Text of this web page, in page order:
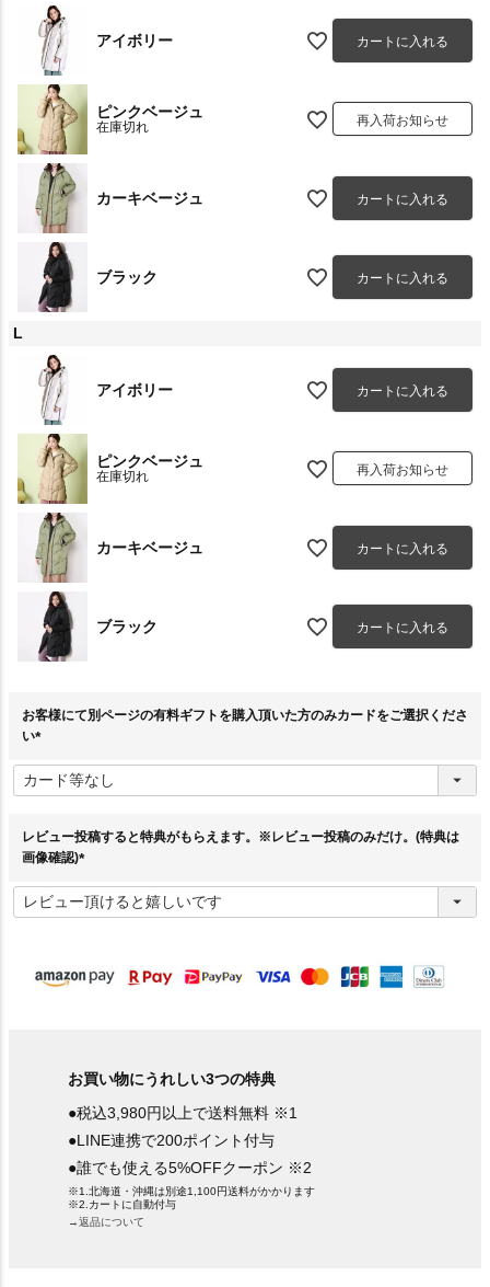
アイボリー カートに入れる
ピンクベージュ
在庫切れ 再入荷お知らせ
カーキベージュ カートに入れる
ブラック カートに入れる
L
アイボリー カートに入れる
ピンクベージュ
在庫切れ 再入荷お知らせ
カーキベージュ カートに入れる
ブラック カートに入れる
お客様にて別ページの有料ギフトを購入頂いた方のみカードをご選択くださ
い
必
須
レビュー投稿すると特典がもらえます。※レビュー投稿のみだけ。(特典は
画像確認)
必
須
お買い物にうれしい3つの特典
●税込3,980円以上で送料無料 ※1
●LINE連携で200ポイント付与
●誰でも使える5%OFFクーポン ※2
※1.北海道・沖縄は別途1,100円送料がかかります
※2.カートに自動付与
→返品について